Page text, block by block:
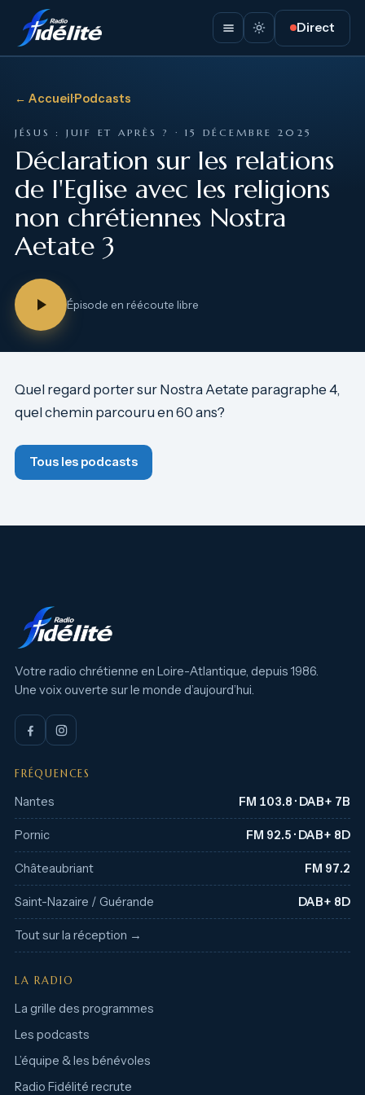
Direct
← Accueil·Podcasts
JÉSUS : JUIF ET APRÈS ? · 15 DÉCEMBRE 2025
Déclaration sur les relations
de l'Eglise avec les religions
non chrétiennes Nostra
Aetate 3
Épisode en réécoute libre
Quel regard porter sur Nostra Aetate paragraphe 4,
quel chemin parcouru en 60 ans?
Tous les podcasts
Votre radio chrétienne en Loire-Atlantique, depuis 1986.
Une voix ouverte sur le monde d’aujourd’hui.
FRÉQUENCES
Nantes FM 103.8 · DAB+ 7B
Pornic FM 92.5 · DAB+ 8D
Châteaubriant FM 97.2
Saint-Nazaire / Guérande DAB+ 8D
Tout sur la réception →
LA RADIO
La grille des programmes
Les podcasts
L’équipe & les bénévoles
Radio Fidélité recrute